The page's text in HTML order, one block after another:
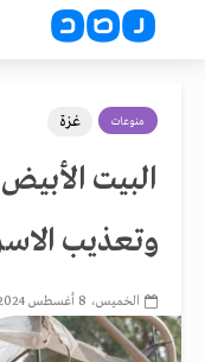
منوعات غزة
البيت
وتعذيب
الخميس، 8 أغسطس 2024، 1:01 ص